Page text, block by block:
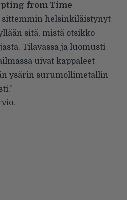
from Time
sittemmin helsinkiläistynyt
sitä, mistä otsikko
Tilavassa ja luomusti
uivat kappaleet
ysärin surumollimetallin
.